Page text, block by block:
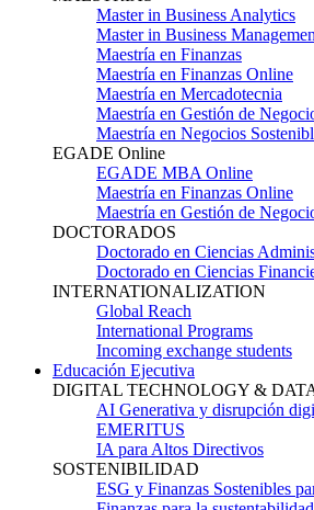
Master in Business Analytics
Master in Business
Maestría en Finanzas
Maestría en Finanzas Online
Maestría en Mercadotecnia
Maestría en Gestión de
Maestría en Negocios
EGADE Online
EGADE MBA Online
Maestría en Finanzas Online
Maestría en Gestión de
DOCTORADOS
Doctorado en Ciencias
Doctorado en Ciencias
INTERNATIONALIZATION
Global Reach
International Programs
Incoming exchange students
Educación Ejecutiva
DIGITAL TECHNOLOGY &
AI Generativa y disrupción
EMERITUS
IA para Altos Directivos
SOSTENIBILIDAD
ESG y Finanzas Sostenibles